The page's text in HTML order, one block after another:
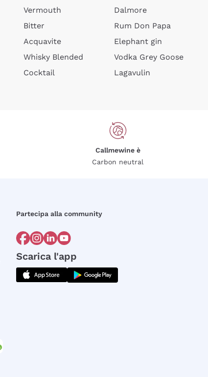
Vermouth
Bitter
Acquavite
Whisky Blended
Cocktail
Dalmore
Rum Don Papa
Elephant gin
Vodka Grey Goose
Lagavulin
Callmewine è
Carbon neutral
Partecipa alla community
Scarica l'app